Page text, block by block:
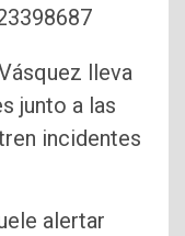
lleva
junto a las
incidentes
alertar